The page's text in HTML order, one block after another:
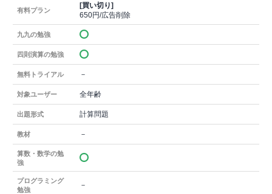
有料プラン
[買い切り]
650円/広告削除
九九の勉強
四則演算の勉強
無料トライアル －
対象ユーザー 全年齢
出題形式 計算問題
教材 －
算数・数学の勉
強
プログラミング
勉強
－